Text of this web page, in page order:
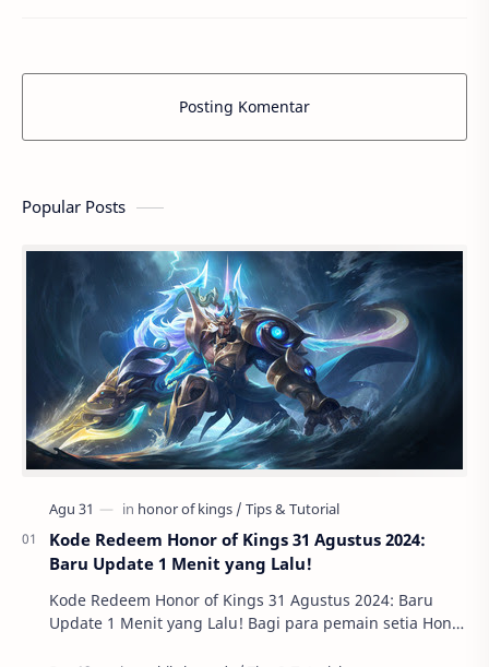
Posting Komentar
Popular Posts
Kode Redeem Honor of Kings 31 Agustus 2024:
Baru Update 1 Menit yang Lalu!
Kode Redeem Honor of Kings 31 Agustus 2024: Baru
Update 1 Menit yang Lalu! Bagi para pemain setia Honor